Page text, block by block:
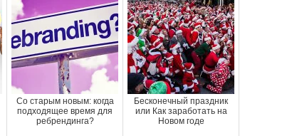
Со старым новым: когда
подходящее время для
ребрендинга?
Бесконечный праздник
или Как заработать на
Новом годе